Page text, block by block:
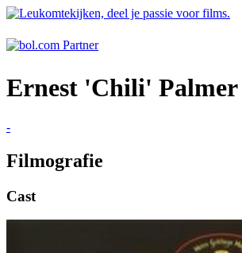
Ernest 'Chili' Palmer
-
Filmografie
Cast